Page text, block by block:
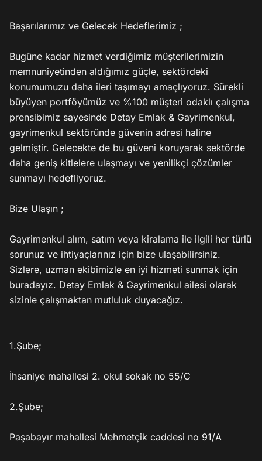
Başarılarımız ve Gelecek Hedeflerimiz ;
Bugüne kadar hizmet verdiğimiz müşterilerimizin
memnuniyetinden aldığımız güçle, sektördeki
konumumuzu daha ileri taşımayı amaçlıyoruz. Sürekli
büyüyen portföyümüz ve %100 müşteri odaklı çalışma
prensibimiz sayesinde Detay Emlak & Gayrimenkul,
gayrimenkul sektöründe güvenin adresi haline
gelmiştir. Gelecekte de bu güveni koruyarak sektörde
daha geniş kitlelere ulaşmayı ve yenilikçi çözümler
sunmayı hedefliyoruz.
Bize Ulaşın ;
Gayrimenkul alım, satım veya kiralama ile ilgili her türlü
sorunuz ve ihtiyaçlarınız için bize ulaşabilirsiniz.
Sizlere, uzman ekibimizle en iyi hizmeti sunmak için
buradayız. Detay Emlak & Gayrimenkul ailesi olarak
sizinle çalışmaktan mutluluk duyacağız.
1.Şube;
İhsaniye mahallesi 2. okul sokak no 55/C
2.Şube;
Paşabayır mahallesi Mehmetçik caddesi no 91/A